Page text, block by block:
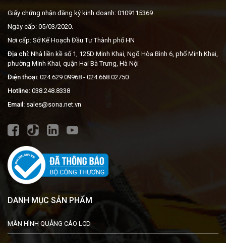
Giấy chứng nhận đăng ký kinh doanh: 0109115369
Ngày cấp: 05/03/2020.
Nơi cấp: Sở Kế Hoạch Đầu Tư Thành phố HN
Địa chỉ: Nhà liền kề số 1, 125D Minh Khai, Ngõ Hòa Bình 6, phố Minh Khai,
phường Minh Khai, quận Hai Bà Trưng, Hà Nội
Điện thoại: 024.629.09968 - 024.668.02750
Hotline: 038.248.8338
Email: sales@sona.net.vn
DANH MỤC SẢN PHẨM
MÀN HÌNH QUẢNG CÁO LCD